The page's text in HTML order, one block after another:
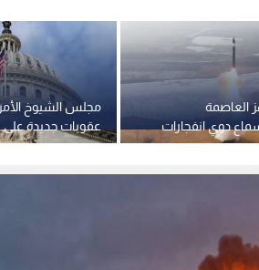
مجلس الشيوخ
عقوبات جديدة على
تستهدف قطاع
العاصمة
سماع دوي انفجارات
في كييف عقب تحذير من هجوم